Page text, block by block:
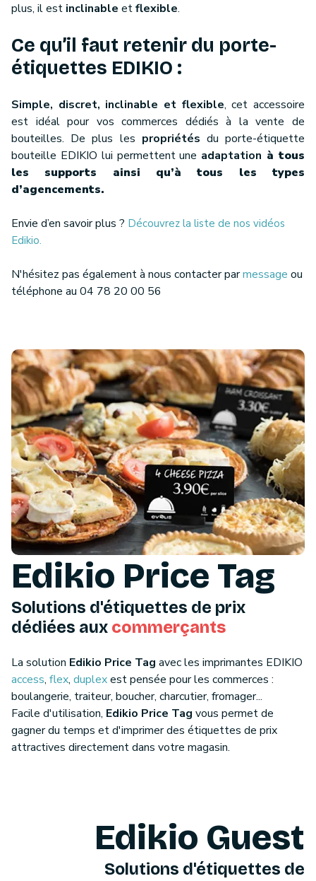
plus, il est inclinable etflexible.
Ce qu’il faut retenir du porte-
étiquettes EDIKIO :
Simple, discret, inclinable et flexible, cet accessoire
est idéal pour vos commerces dédiés à la vente de
bouteilles. De plus les propriétés du porte-étiquette
bouteille EDIKIO lui permettent une adaptation à tous
les supports ainsi qu’à tous les types
d’agencements.
Envie d’en savoir plus ? Découvrez la liste de nos vidéos
Edikio.
N'hésitez pas également à nous contacter parmessage ou
téléphone au 04 78 20 00 56
Edikio Price Tag
Solutions d'étiquettes de prix
dédiées aux commerçants
La solution Edikio Price Tag avec les imprimantes EDIKIO
access, flex, duplexest pensée pour les commerces :
boulangerie, traiteur, boucher, charcutier, fromager...
Facile d'utilisation, Edikio Price Tag vous permet de
gagner du temps et d'imprimer des étiquettes de prix
attractives directement dans votre magasin.
Edikio Guest
Solutions d'étiquettes de